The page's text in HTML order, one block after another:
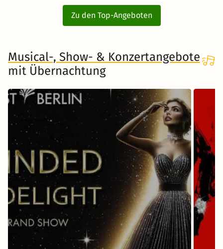
Zu den Top-Angeboten
Musical-, Show- & Konzertangebote
mit Übernachtung